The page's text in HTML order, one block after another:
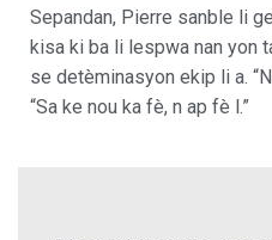
Sepandan, Pierre sanble li
kisa ki ba li lespwa nan yon
se detèminasyon ekip li a.
“Sa ke nou ka fè, n ap fè l.”